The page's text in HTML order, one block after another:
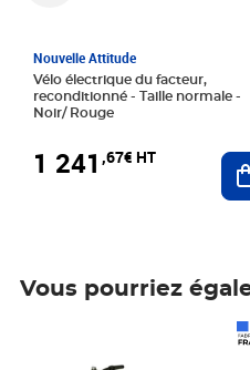
Nouvelle Attitude
Vélo électrique du facteur,
reconditionné - Taille normale -
Noir/ Rouge
1 241 ,67€ HT
Vous pourriez